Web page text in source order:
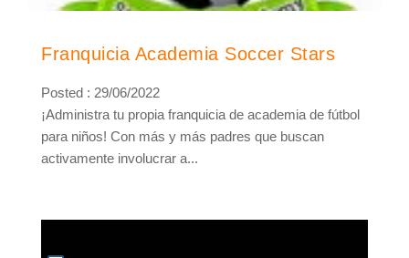
Franquicia Academia Soccer Stars
Posted : 29/06/2022
¡Administra tu propia franquicia de academia de fútbol
para niños! Con más y más padres que buscan
activamente involucrar a...